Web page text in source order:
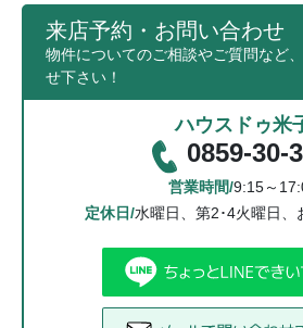
来店予約・お問い合わせ
物件についてのご相談やご質問など
せ下さい！
ハウスドゥ米
0859-30-
営業時間/9:15～
定休日/水曜日、第2･4火曜日、